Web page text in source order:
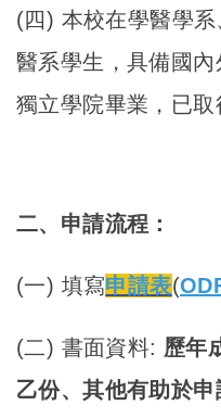
(四) 本校在學醫學
醫系學生，具備國
獨立學院畢業，已取
二、申請流程：
(一) 填寫申請表(
(二) 書面資料: 歷年
乙份、其他有助於